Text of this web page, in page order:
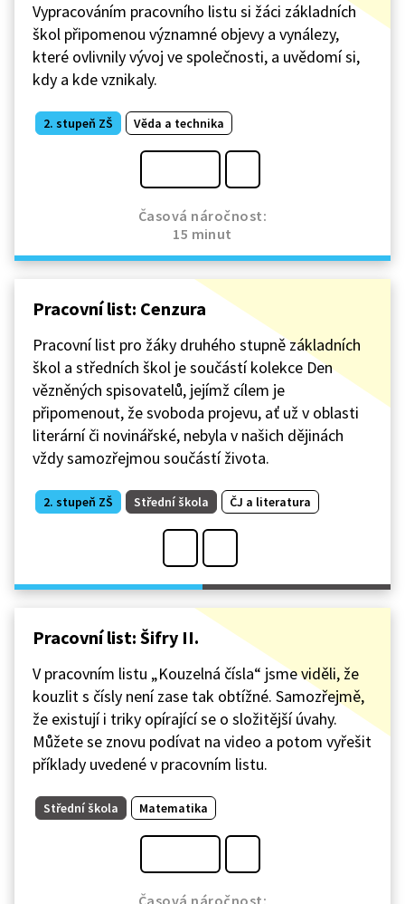
Vypracováním pracovního listu si žáci základních
škol připomenou významné objevy a vynálezy,
které ovlivnily vývoj ve společnosti, a uvědomí si,
kdy a kde vznikaly.
2. stupeň ZŠ Věda a technika
Časová náročnost:
15 minut
Pracovní list: Cenzura
Pracovní list pro žáky druhého stupně základních
škol a středních škol je součástí kolekce Den
vězněných spisovatelů, jejímž cílem je
připomenout, že svoboda projevu, ať už v oblasti
literární či novinářské, nebyla v našich dějinách
vždy samozřejmou součástí života.
2. stupeň ZŠ Střední škola ČJ a literatura
Pracovní list: Šifry II.
V pracovním listu „Kouzelná čísla“ jsme viděli, že
kouzlit s čísly není zase tak obtížné. Samozřejmě,
že existují i triky opírající se o složitější úvahy.
Můžete se znovu podívat na video a potom vyřešit
příklady uvedené v pracovním listu.
Střední škola Matematika
Časová náročnost: